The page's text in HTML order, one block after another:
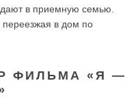
в приемную семью.
в дом по
ФИЛЬМА «Я —